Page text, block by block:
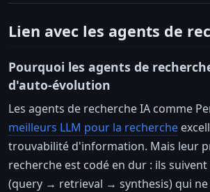
Lien avec les agents de
Pourquoi les agents de
d'auto-évolution
Les agents de recherche IA comme
meilleurs LLM pour la recherche
trouvabilité d'information. Mais leur
recherche est codé en dur : ils
(query → retrieval → synthesis) qui ne